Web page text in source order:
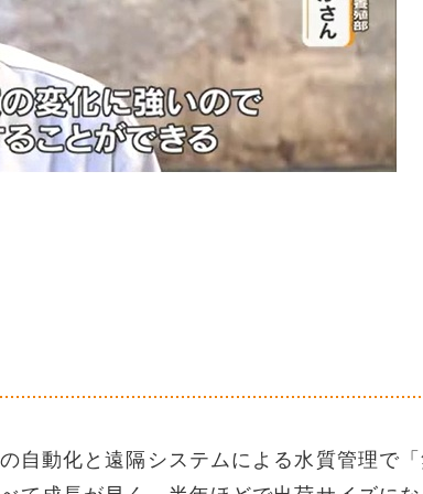
自動化と遠隔システムによる水質管理で